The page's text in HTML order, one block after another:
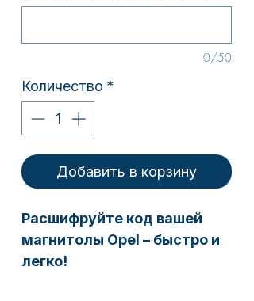
0/50
Количество *
Добавить в корзину
Расшифруйте код вашей
магнитолы Opel – быстро и
легко!